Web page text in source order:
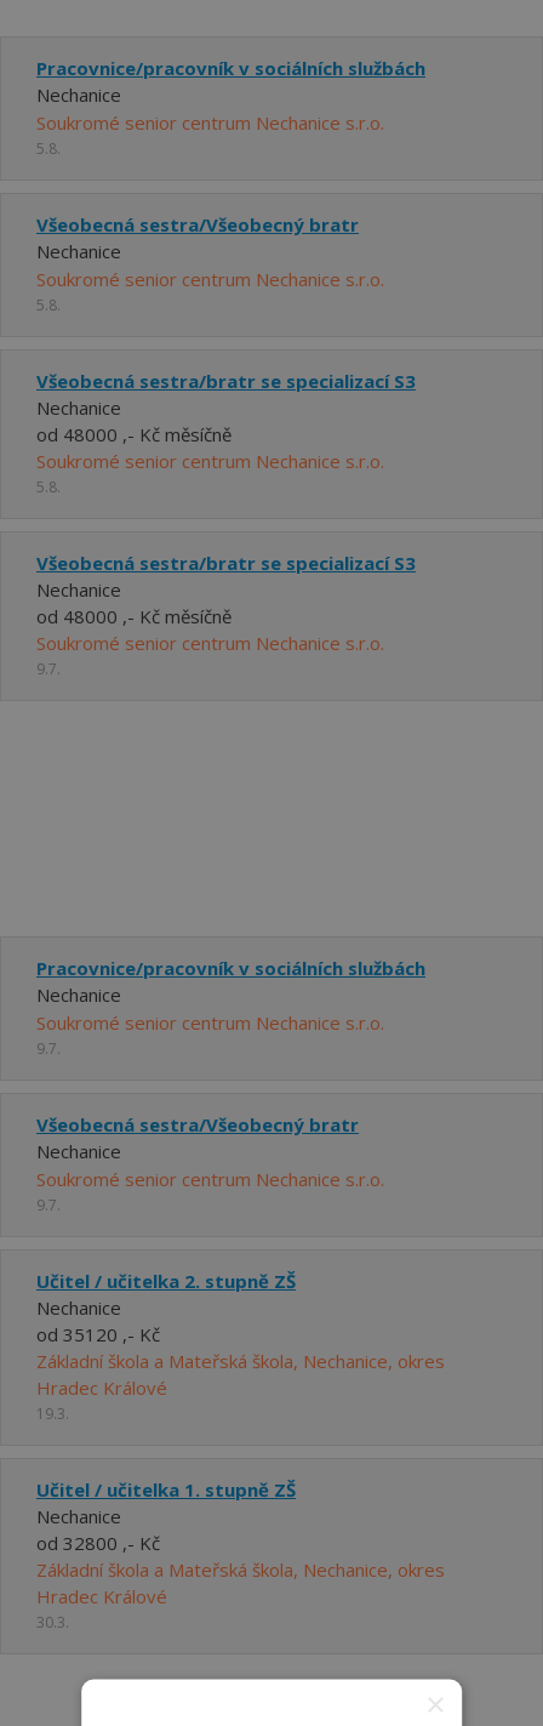
Pracovnice/pracovník v sociálních službách
Nechanice
Soukromé senior centrum Nechanice s.r.o.
5.8.
Všeobecná sestra/Všeobecný bratr
Nechanice
Soukromé senior centrum Nechanice s.r.o.
5.8.
Všeobecná sestra/bratr se specializací S3
Nechanice
od 48000 ,- Kč měsíčně
Soukromé senior centrum Nechanice s.r.o.
5.8.
Všeobecná sestra/bratr se specializací S3
Nechanice
od 48000 ,- Kč měsíčně
Soukromé senior centrum Nechanice s.r.o.
9.7.
Pracovnice/pracovník v sociálních službách
Nechanice
Soukromé senior centrum Nechanice s.r.o.
9.7.
Všeobecná sestra/Všeobecný bratr
Nechanice
Soukromé senior centrum Nechanice s.r.o.
9.7.
Učitel / učitelka 2. stupně ZŠ
Nechanice
od 35120 ,- Kč
Základní škola a Mateřská škola, Nechanice, okres
Hradec Králové
19.3.
Učitel / učitelka 1. stupně ZŠ
Nechanice
od 32800 ,- Kč
Základní škola a Mateřská škola, Nechanice, okres
Hradec Králové
30.3.
×